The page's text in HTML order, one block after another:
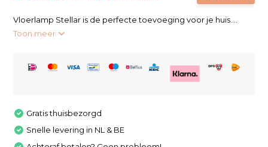
Vloerlamp Stellar is de perfecte toevoeging voor je huis....
Toon meer
Gratis thuisbezorgd
Snelle levering in NL & BE